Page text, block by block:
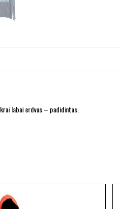
labai erdvus – padidintas.